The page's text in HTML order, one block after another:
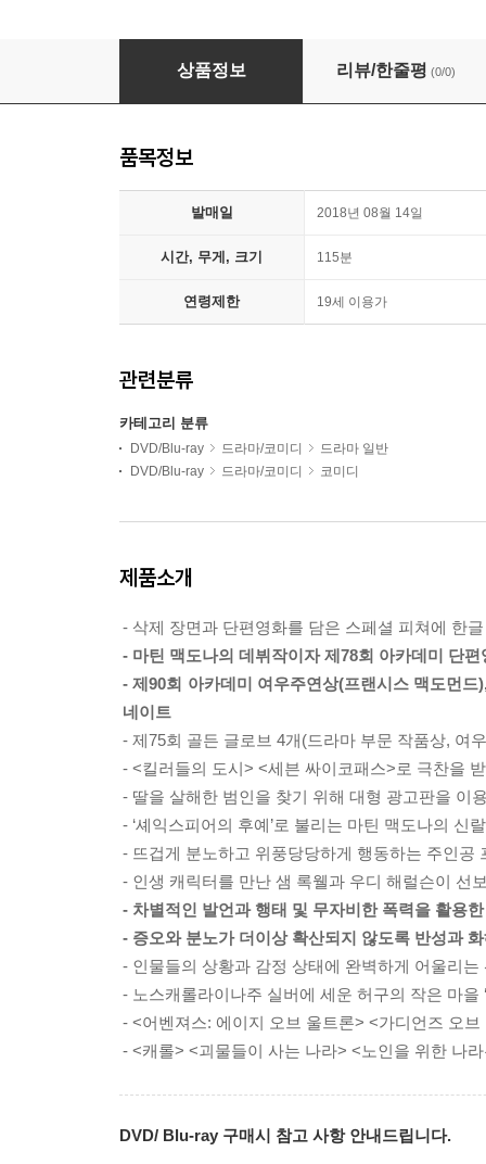
쓰리 빌보드 (1Disc)
상품정보 리뷰/한줄평 (0/0)
품목정보
발매일 2018년 08월 14일
시간, 무게, 크기 115분
연령제한 19세 이용가
관련분류
카테고리 분류
DVD/Blu-ray 드라마/코미디
드라마 일반
DVD/Blu-ray
드라마/코미디 코미디
제품소개
- 삭제 장면과 단편영화를 담은 스페셜 피쳐에 한
- 마틴 맥도나의 데뷔작이자 제78회 아카데미 단
- 제90회 아카데미 여우주연상(프랜시스 맥도먼
네이트
- 제75회 골든 글로브 4개(드라마 부문 작품상, 여
- <킬러들의 도시> <세븐 싸이코패스>로 극찬을
- 딸을 살해한 범인을 찾기 위해 대형 광고판을 이
- ‘셰익스피어의 후예’로 불리는 마틴 맥도나의 신
- 뜨겁게 분노하고 위풍당당하게 행동하는 주인공
- 인생 캐릭터를 만난 샘 록웰과 우디 해럴슨이 선
- 차별적인 발언과 행태 및 무자비한 폭력을 활용
- 증오와 분노가 더이상 확산되지 않도록 반성과
- 인물들의 상황과 감정 상태에 완벽하게 어울리
- 노스캐롤라이나주 실버에 세운 허구의 작은 마을
- <어벤져스: 에이지 오브 울트론> <가디언즈 오
- <캐롤> <괴물들이 사는 나라> <노인을 위한 나
DVD/ Blu-ray 구매시 참고 사항 안내드립니다.